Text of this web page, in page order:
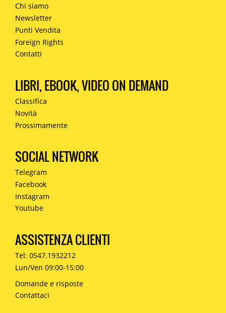
Chi siamo
Newsletter
Punti Vendita
Foreign Rights
Contatti
LIBRI, EBOOK, VIDEO ON DEMAND
Classifica
Novità
Prossimamente
SOCIAL NETWORK
Telegram
Facebook
Instagram
Youtube
ASSISTENZA CLIENTI
Tel: 0547.1932212
Lun/Ven 09:00-15:00
Domande e risposte
Contattaci